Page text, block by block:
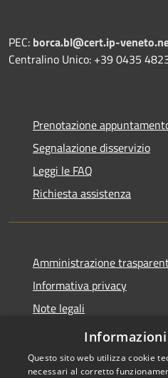
PEC: borca.bl@cert.ip-
Centralino Unico: +39 0435
Prenotazione
Segnalazione disservizio
Leggi le FAQ
Richiesta assistenza
Amministrazione
Informativa privacy
Note legali
Dichiarazione di accessibilità
Questo sito web utilizza cookie
necessari al corretto